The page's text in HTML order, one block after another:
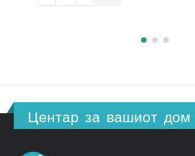
Центар за вашиот дом